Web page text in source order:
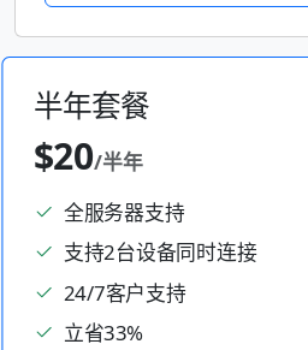
半年套餐
$20/半年
全服务器支持
支持2台设备同时连接
24/7客户支持
立省33%